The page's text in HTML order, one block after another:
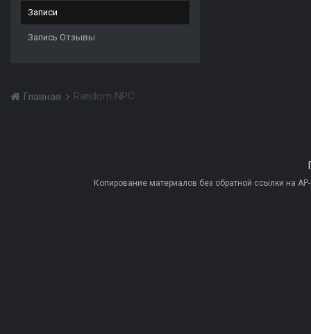
Записи
Запись Отзывы
Главная Random NPC
Копирование материалов без обратной ссылки на